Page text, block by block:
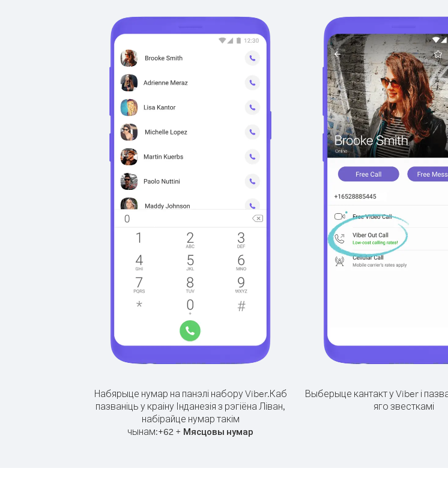
Набярыце нумар на панэлі набору Viber.Каб
пазваніць у краіну Інданезія з рэгіёна Ліван,
набірайце нумар такім
чынам:+62 + Мясцовы нумар
Выберыце кантакт у Viber і
яго звесткамі